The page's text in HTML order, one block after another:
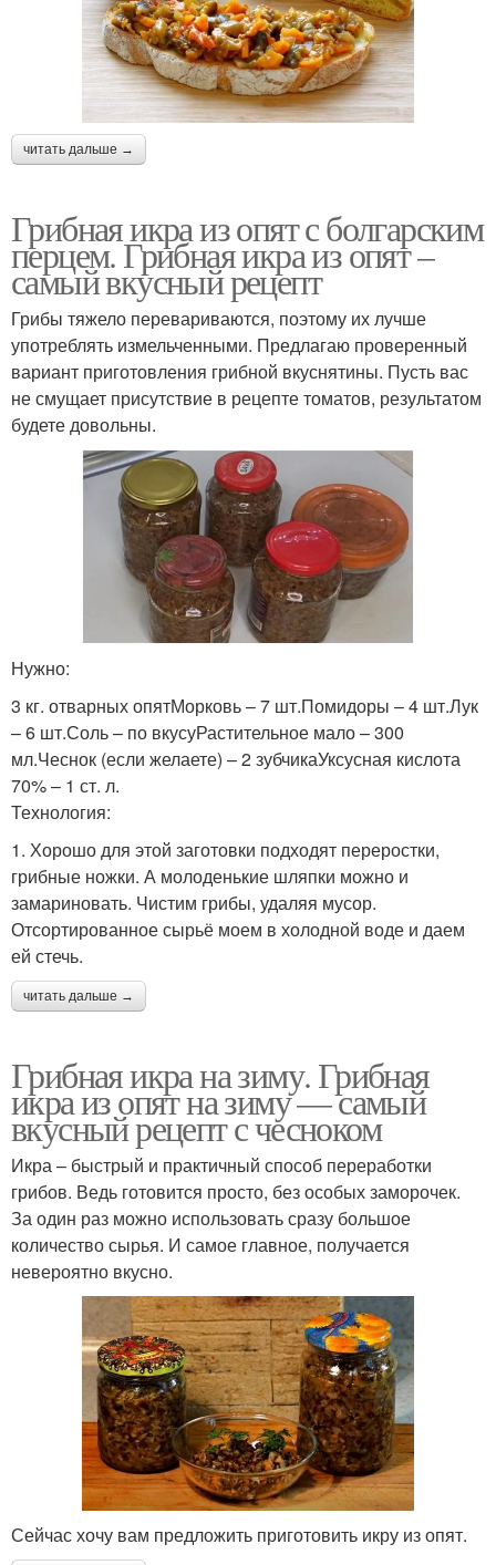
читать дальше →
Грибная икра из опят с болгарским
перцем. Грибная икра из опят –
самый вкусный рецепт
Грибы тяжело перевариваются, поэтому их лучше
употреблять измельченными. Предлагаю проверенный
вариант приготовления грибной вкуснятины. Пусть вас
не смущает присутствие в рецепте томатов, результатом
будете довольны.
Нужно:
3 кг. отварных опятМорковь – 7 шт.Помидоры – 4 шт.Лук
– 6 шт.Соль – по вкусуРастительное мало – 300
мл.Чеснок (если желаете) – 2 зубчикаУксусная кислота
70% – 1 ст. л.
Технология:
1. Хорошо для этой заготовки подходят переростки,
грибные ножки. А молоденькие шляпки можно и
замариновать. Чистим грибы, удаляя мусор.
Отсортированное сырьё моем в холодной воде и даем
ей стечь.
читать дальше →
Грибная икра на зиму. Грибная
икра из опят на зиму — самый
вкусный рецепт с чесноком
Икра – быстрый и практичный способ переработки
грибов. Ведь готовится просто, без особых заморочек.
За один раз можно использовать сразу большое
количество сырья. И самое главное, получается
невероятно вкусно.
Сейчас хочу вам предложить приготовить икру из опят.